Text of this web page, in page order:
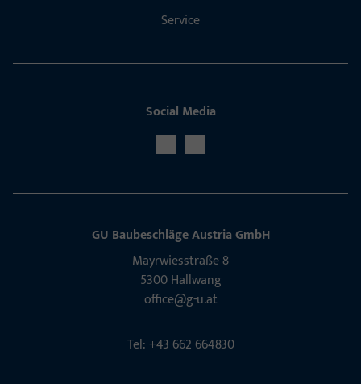
Service
Social Media
GU Baubeschläge Aus­tria GmbH
Mayrwies­straße 8
5300 Hall­wang
office@g-u.at
Tel: +43 662 664830